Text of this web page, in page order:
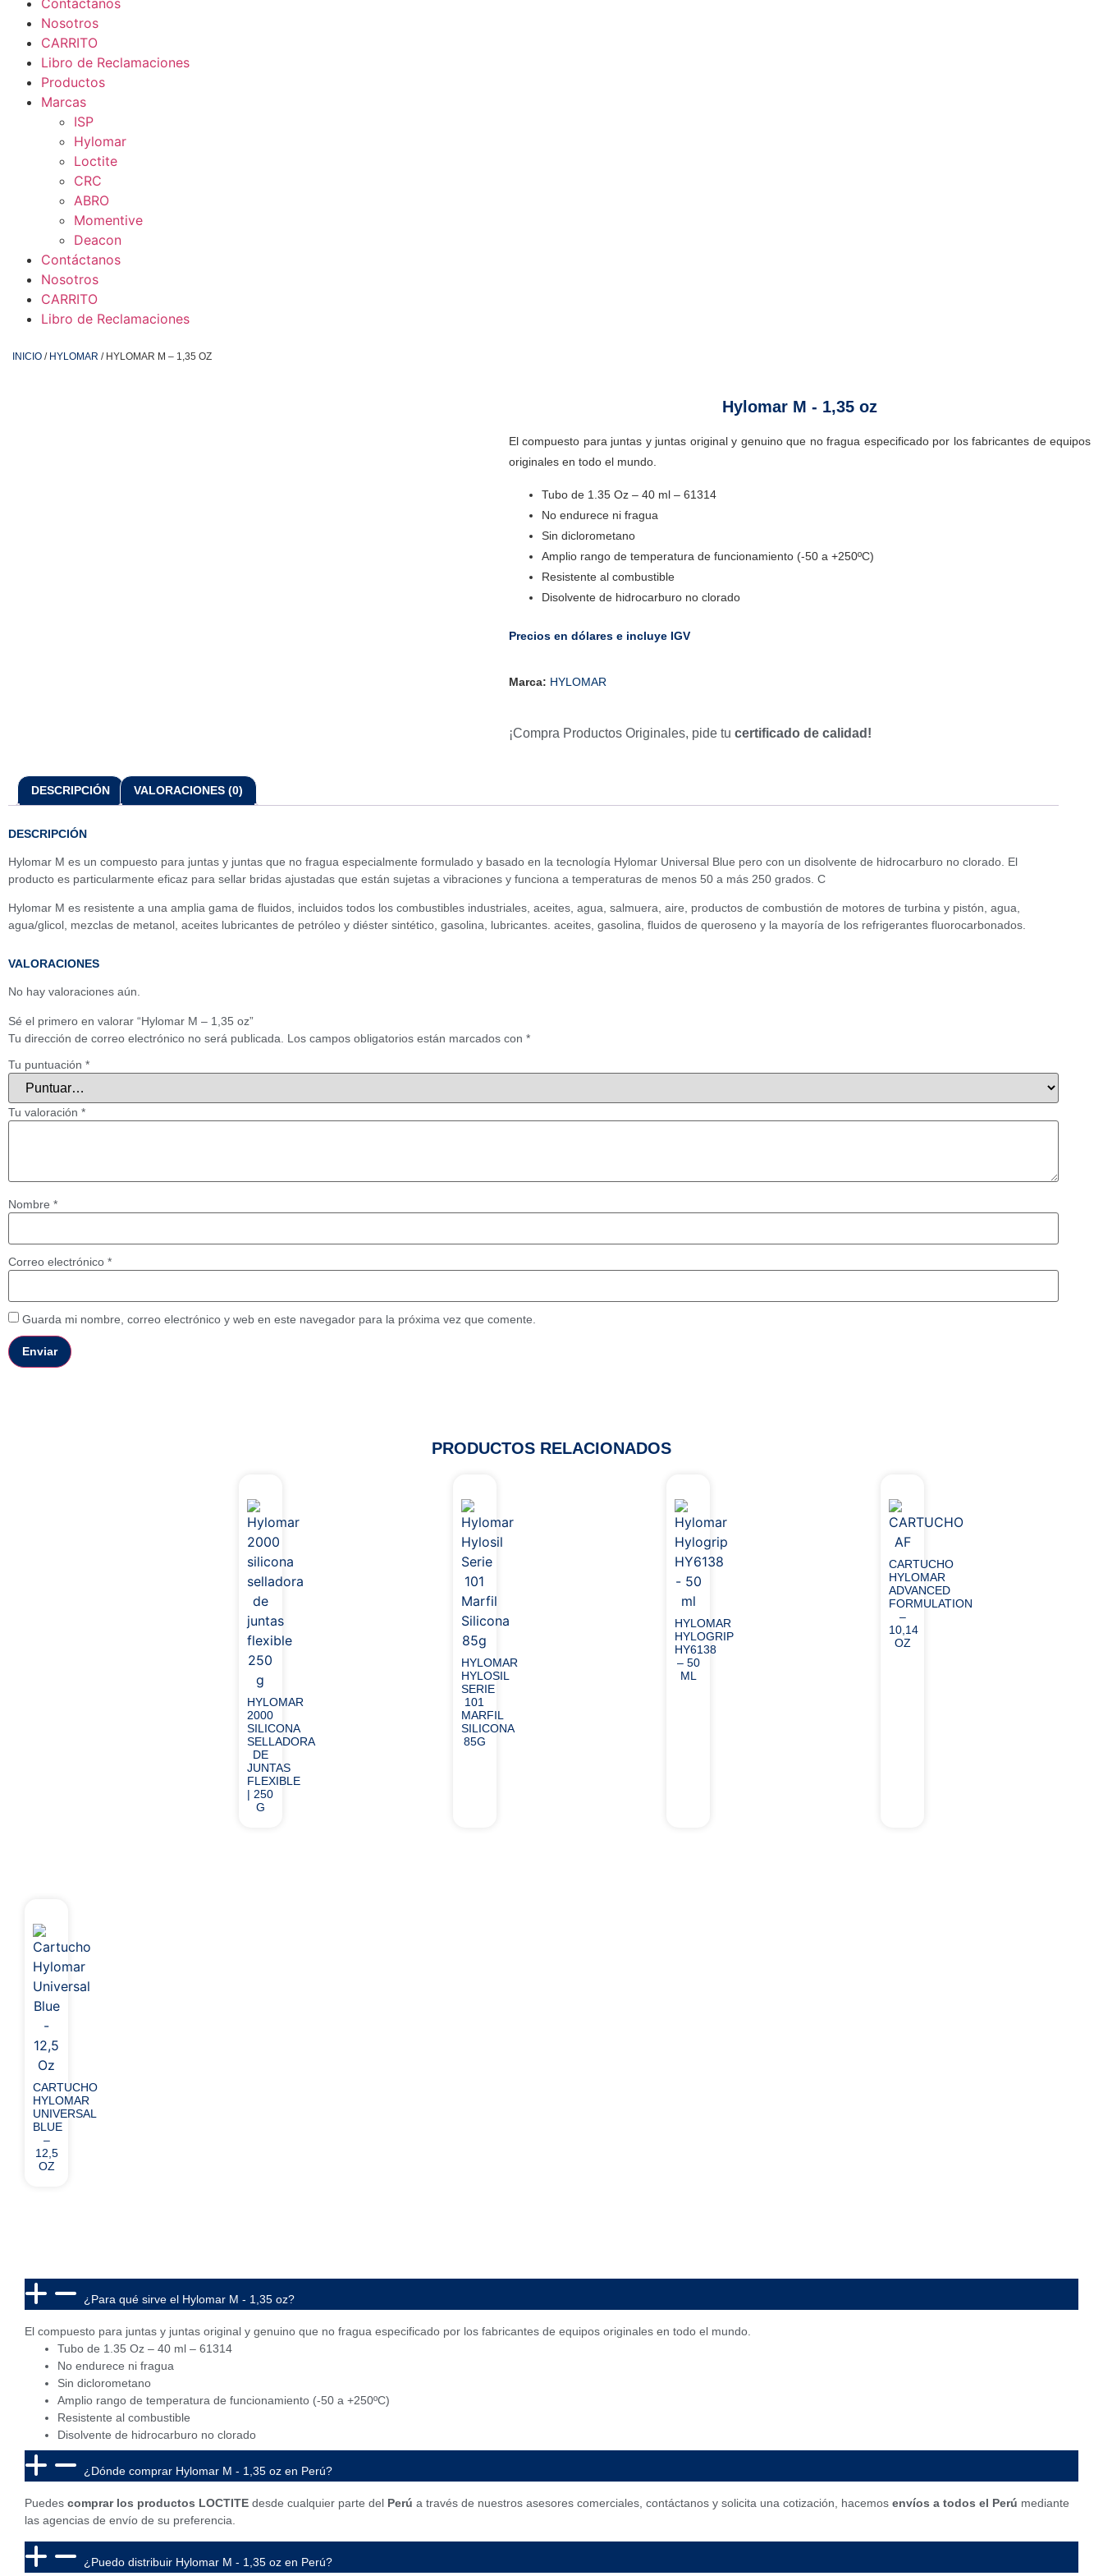
Contáctanos
Nosotros
CARRITO
Libro de Reclamaciones
Productos
Marcas
ISP
Hylomar
Loctite
CRC
ABRO
Momentive
Deacon
Contáctanos
Nosotros
CARRITO
Libro de Reclamaciones
INICIO / HYLOMAR / HYLOMAR M – 1,35 OZ
Hylomar M - 1,35 oz
El compuesto para juntas y juntas original y genuino que no fragua especificado por los fabricantes de equipos
originales en todo el mundo.
Tubo de 1.35 Oz – 40 ml – 61314
No endurece ni fragua
Sin diclorometano
Amplio rango de temperatura de funcionamiento (-50 a +250ºC)
Resistente al combustible
Disolvente de hidrocarburo no clorado
Precios en dólares e incluye IGV
Marca: HYLOMAR
¡Compra Productos Originales, pide tu certificado de calidad!
DESCRIPCIÓN VALORACIONES (0)
DESCRIPCIÓN
Hylomar M es un compuesto para juntas y juntas que no fragua especialmente formulado y basado en la tecnología Hylomar Universal Blue pero con un disolvente de hidrocarburo no clorado. El
producto es particularmente eficaz para sellar bridas ajustadas que están sujetas a vibraciones y funciona a temperaturas de menos 50 a más 250 grados. C
Hylomar M es resistente a una amplia gama de fluidos, incluidos todos los combustibles industriales, aceites, agua, salmuera, aire, productos de combustión de motores de turbina y pistón, agua,
agua/glicol, mezclas de metanol, aceites lubricantes de petróleo y diéster sintético, gasolina, lubricantes. aceites, gasolina, fluidos de queroseno y la mayoría de los refrigerantes fluorocarbonados.
VALORACIONES
No hay valoraciones aún.
Sé el primero en valorar “Hylomar M – 1,35 oz”
Tu dirección de correo electrónico no será publicada.
Los campos obligatorios están marcados con *
Tu puntuación *
Tu valoración *
Nombre *
Correo electrónico *
Guarda mi nombre, correo electrónico y web en este navegador para la próxima vez que comente.
PRODUCTOS RELACIONADOS
HYLOMAR
2000
SILICONA
SELLADORA
DE
JUNTAS
FLEXIBLE
| 250
G
HYLOMAR
HYLOSIL
SERIE
101
MARFIL
SILICONA
85G
HYLOMAR
HYLOGRIP
HY6138
– 50
ML
CARTUCHO
HYLOMAR
ADVANCED
FORMULATION
–
10,14
OZ
CARTUCHO
HYLOMAR
UNIVERSAL
BLUE
–
12,5
OZ
¿Para qué sirve el Hylomar M - 1,35 oz?
El compuesto para juntas y juntas original y genuino que no fragua especificado por los fabricantes de equipos originales en todo el mundo.
Tubo de 1.35 Oz – 40 ml – 61314
No endurece ni fragua
Sin diclorometano
Amplio rango de temperatura de funcionamiento (-50 a +250ºC)
Resistente al combustible
Disolvente de hidrocarburo no clorado
¿Dónde comprar Hylomar M - 1,35 oz en Perú?
Puedes comprar los productos LOCTITE desde cualquier parte del Perú a través de nuestros asesores comerciales, contáctanos y solicita una cotización, hacemos envíos a todos el Perú mediante
las agencias de envío de su preferencia.
¿Puedo distribuir Hylomar M - 1,35 oz en Perú?